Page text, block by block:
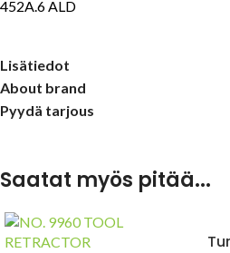
452A.6 ALD
Lisätiedot
About brand
Pyydä tarjous
Saatat myös pitää...